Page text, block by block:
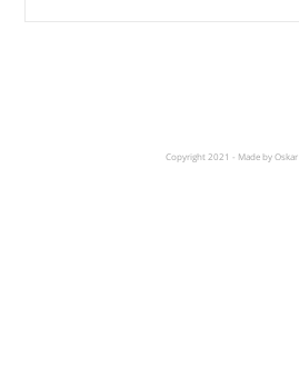
Copyright 2021 - Made by